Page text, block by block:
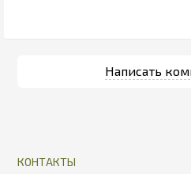
КОНТАКТЫ